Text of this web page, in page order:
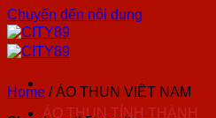
Chuyển đến nội dung
ÁO THUN TỈNH THÀNH
Home /ÁO THUN VIỆT NAM